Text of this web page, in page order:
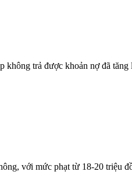
không trả được khoản nợ đã tăng
với mức phạt từ 18-20 triệu